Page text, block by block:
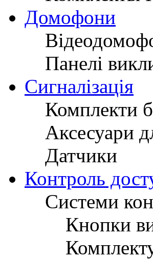
Домофони
Панелі
Сигналізація
Комплекти
Аксесуари
Датчики
Контроль
Системи
Кнопки